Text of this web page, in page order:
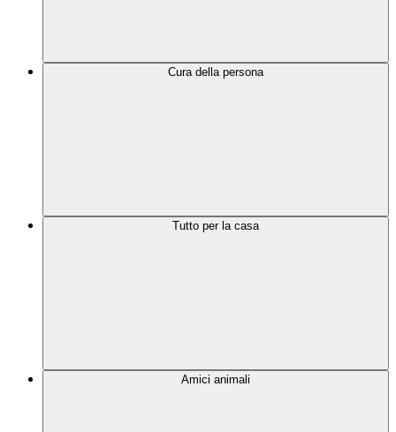
Cura della persona
Tutto per la casa
Amici animali